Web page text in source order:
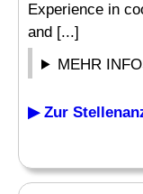
Experience in
and [...]
MEHR
▶ Zur